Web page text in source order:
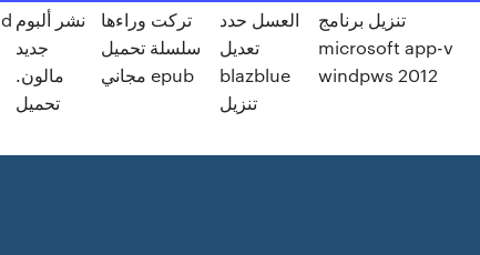
نشر ألبوم
جديد
مالون.
تحميل
تركت وراءها
سلسلة تحميل
مجاني epub
العسل حدد
تعديل
blazblue
تنزيل
تنزيل برنامج
microsoft app-v
windpws 2012